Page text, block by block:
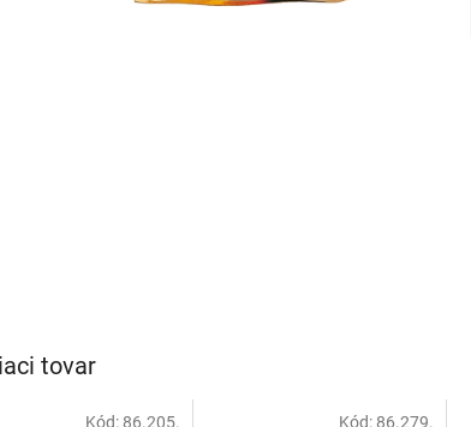
tovar
Kód: 86.205. Kód: 86.279.